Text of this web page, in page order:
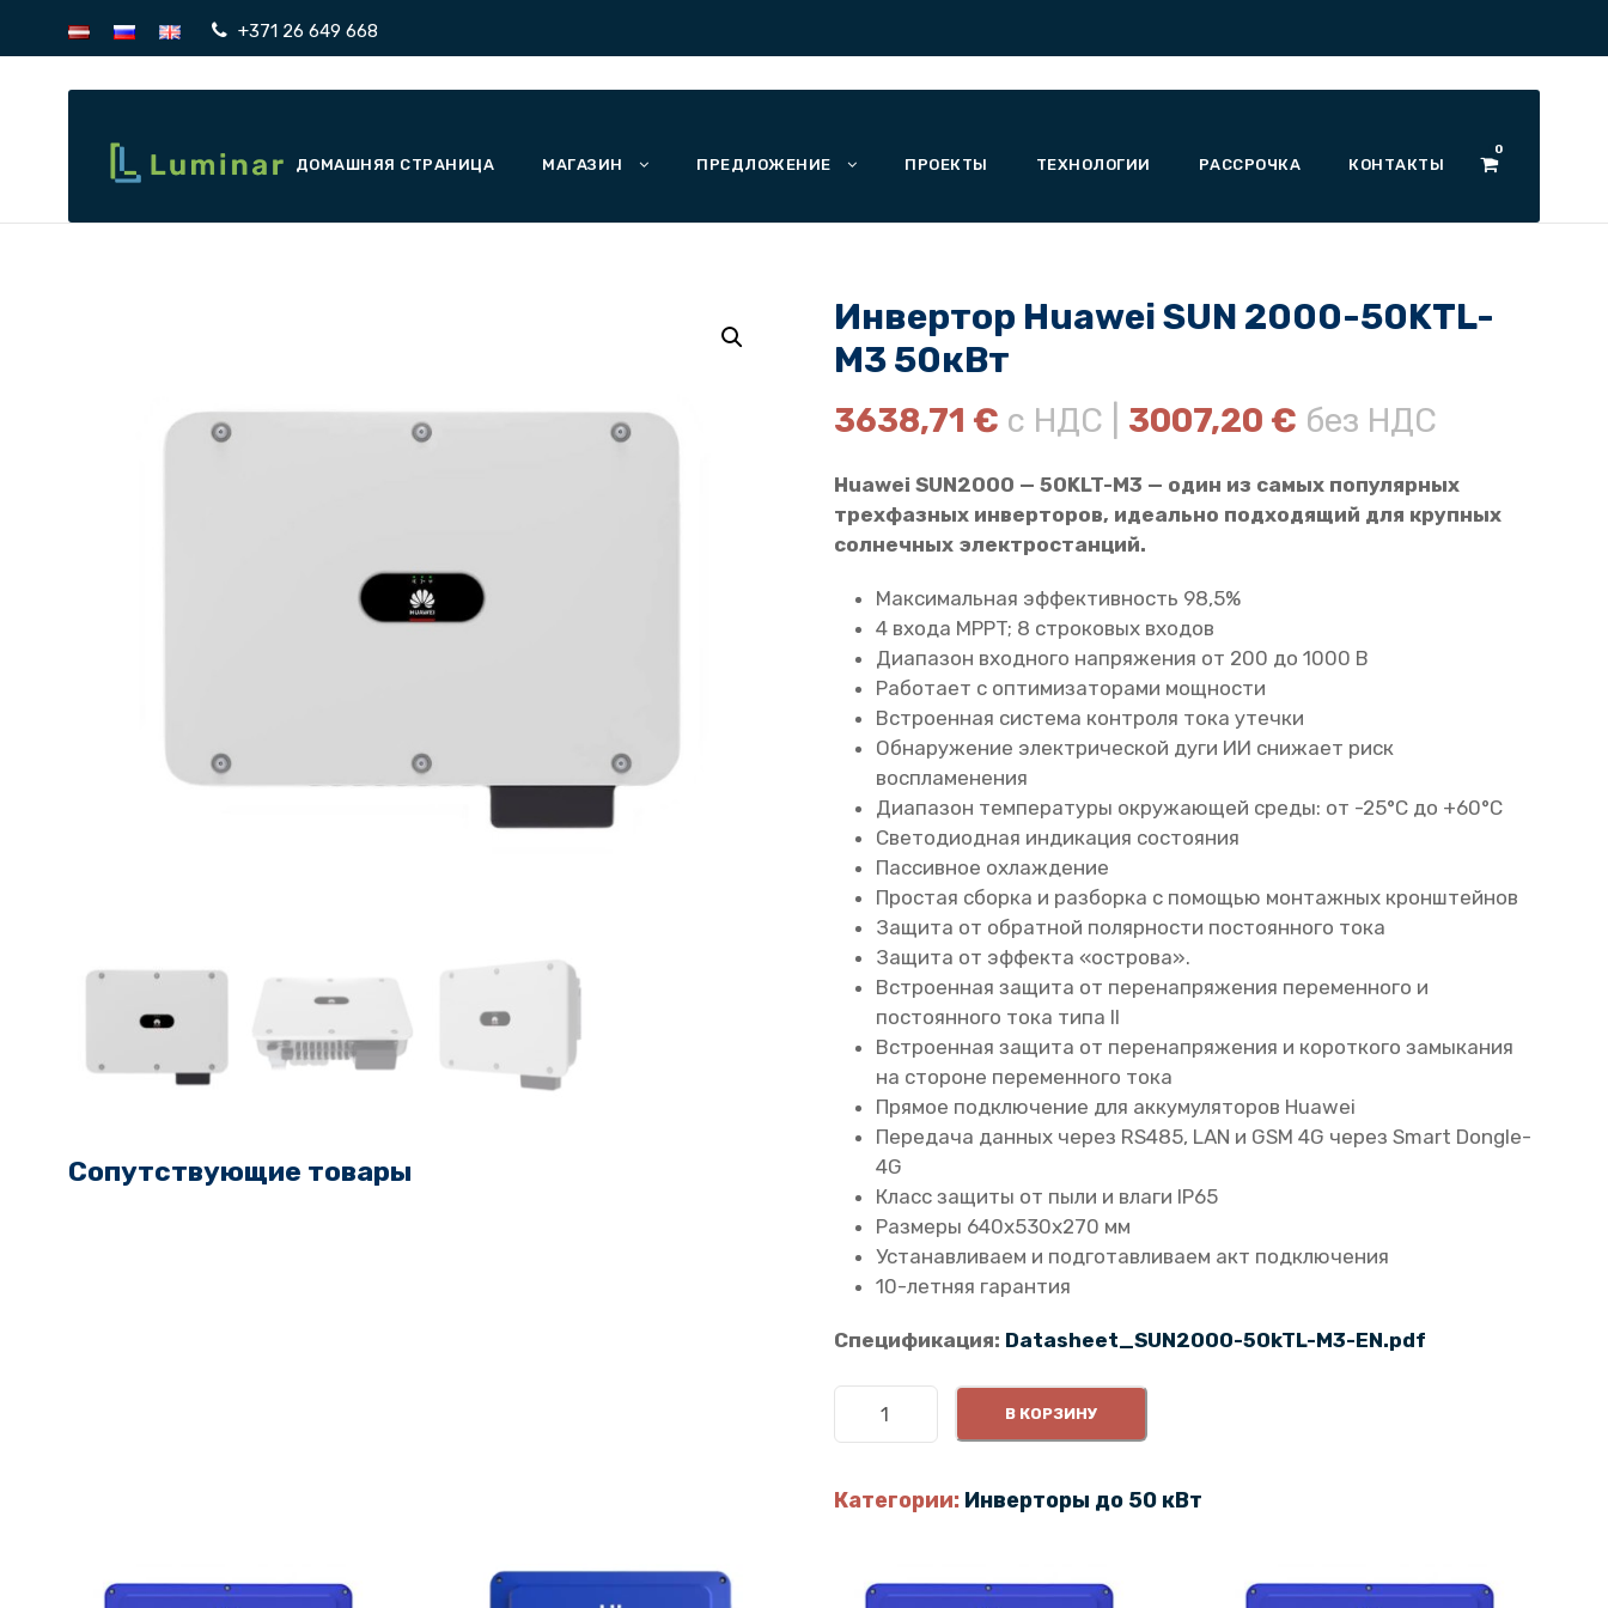
+371 26 649 668
ДОМАШНЯЯ СТРАНИЦА МАГАЗИН ПРЕДЛОЖЕНИЕ ПРОЕКТЫ ТЕХНОЛОГИИ РАССРОЧКА КОНТАКТЫ
0
Инвертор Huawei SUN 2000-50KTL-
M3 50кВт
3638,71 € с НДС | 3007,20 € без НДС
Huawei SUN2000 — 50KLT-M3 — один из самых популярных
трехфазных инверторов, идеально подходящий для крупных
солнечных электростанций.
Максимальная эффективность 98,5%
4 входа MPPT; 8 строковых входов
Диапазон входного напряжения от 200 до 1000 В
Работает с оптимизаторами мощности
Встроенная система контроля тока утечки
Обнаружение электрической дуги ИИ снижает риск
воспламенения
Диапазон температуры окружающей среды: от -25°C до +60°C
Светодиодная индикация состояния
Пассивное охлаждение
Простая сборка и разборка с помощью монтажных кронштейнов
Защита от обратной полярности постоянного тока
Защита от эффекта «острова».
Встроенная защита от перенапряжения переменного и
постоянного тока типа II
Встроенная защита от перенапряжения и короткого замыкания
на стороне переменного тока
Прямое подключение для аккумуляторов Huawei
Передача данных через RS485, LAN и GSM 4G через Smart Dongle-
4G
Класс защиты от пыли и влаги IP65
Размеры 640х530х270 мм
Устанавливаем и подготавливаем акт подключения
10-летняя гарантия
Спецификация: Datasheet_SUN2000-50kTL-M3-EN.pdf
и
В КОРЗИНУ
Категории: Инверторы до 50 кВт
Сопутствующие товары